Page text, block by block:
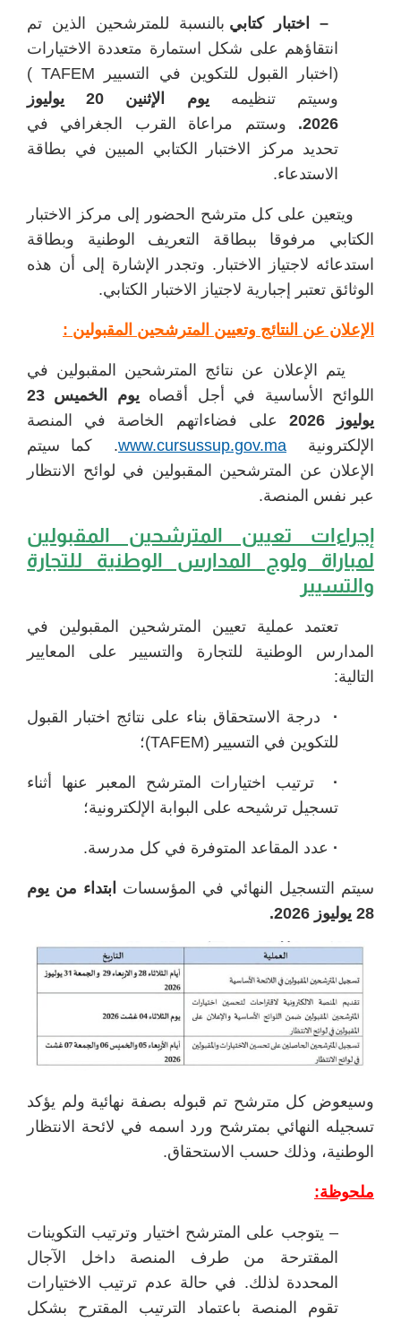
– اختبار كتابي بالنسبة للمترشحين الذين تم
انتقاؤهم على شكل استمارة متعددة الاختيارات
(اختبار القبول للتكوين في التسيير TAFEM )
وسيتم تنظيمهيوم
الإثنين 20 يوليوز
2026.
وستتم مراعاة القرب الجغرافي في
تحديد مركز الاختبار الكتابي المبين في بطاقة
الاستدعاء.
ويتعين على كل مترشح الحضور إلى مركز الاختبار
الكتابي مرفوقا ببطاقة التعريف الوطنية وبطاقة
استدعائه لاجتياز الاختبار. وتجدر الإشارة إلى أن هذه
الوثائق تعتبر إجبارية لاجتياز الاختبار الكتابي.
الإعلان عن النتائج وتعيين المترشحين المقبولين :
يتم الإعلان عن نتائج المترشحين المقبولين في
اللوائح الأساسية في أجل أقصاه يوم
الخميس 23
يوليوز 2026
على فضاءاتهم الخاصة في المنصة
الإلكترونية www.cursussup.gov.ma. كما سيتم
الإعلان عن المترشحين المقبولين في لوائح الانتظار
عبر نفس المنصة.
إجراءات تعيين المترشحين المقبولين
لمباراة ولوج المدارس الوطنية للتجارة
والتسيير
تعتمد عملية تعيين المترشحين المقبولين في
المدارس الوطنية للتجارة والتسيير على المعايير
التالية:
·
درجة الاستحقاق بناء على نتائج اختبار القبول
للتكوين في التسيير (TAFEM)؛
·
ترتيب اختيارات المترشح المعبر عنها أثناء
تسجيل ترشيحه على البوابة الإلكترونية؛
· عدد المقاعد المتوفرة في كل مدرسة.
سيتم التسجيل النهائي في المؤسسات
ابتداء من يوم
28 يوليوز 2026.
وسيعوض كل مترشح تم قبوله بصفة نهائية ولم يؤكد
تسجيله النهائي بمترشح ورد اسمه في لائحة الانتظار
الوطنية، وذلك حسب الاستحقاق.
ملحوظة:
– يتوجب على المترشح اختيار وترتيب التكوينات
المقترحة من طرف المنصة داخل الآجال
المحددة لذلك. في حالة عدم ترتيب الاختيارات
تقوم المنصة باعتماد الترتيب المقترح بشكل